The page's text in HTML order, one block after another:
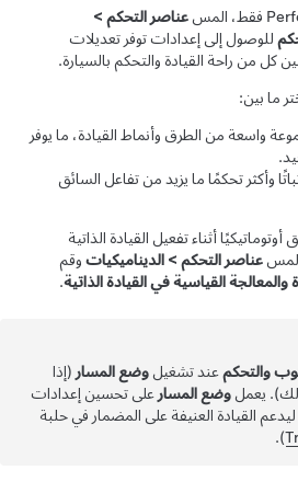
عناصر التحكم>
إلى إعدادات توفر تعديلات
من راحة القيادة والتحكم بالسيارة.
من الطرق وأنماط القيادة، ما يوفر
وأكثر تحكمًا ما يزيد من تفاعل السائق
أثناء تفعيلالقيادة الذاتية
عناصر التحكم>الديناميكياتوقم
القياسية في القيادة الذاتية.
عند تشغيلوضع المسار(إذا
يعملوضع المسارعلى تحسين إعدادات
القيادة العنيفة على المضمار في حلبة